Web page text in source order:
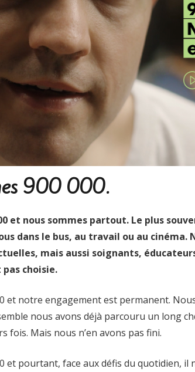
900 000.
et nous sommes partout. Le plus
dans le bus, au travail ou au cinéma.
mais aussi soignants,
pas choisie.
et notre engagement est permanent.
nous avons déjà parcouru un long
fois. Mais nous n’en avons pas fini.
et pourtant, face aux défis du quotidien,